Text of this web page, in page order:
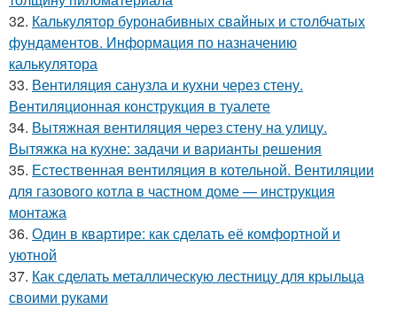
32. Калькулятор буронабивных свайных и столбчатых
фундаментов. Информация по назначению
калькулятора
33. Вентиляция санузла и кухни через стену.
Вентиляционная конструкция в туалете
34. Вытяжная вентиляция через стену на улицу.
Вытяжка на кухне: задачи и варианты решения
35. Естественная вентиляция в котельной. Вентиляции
для газового котла в частном доме — инструкция
монтажа
36. Один в квартире: как сделать её комфортной и
уютной
37. Как сделать металлическую лестницу для крыльца
своими руками